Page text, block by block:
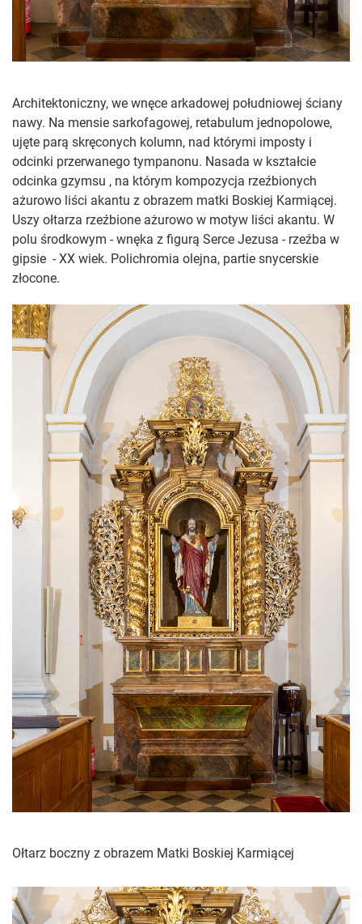
Architektoniczny, we wnęce arkadowej południowej ściany
nawy. Na mensie sarkofagowej, retabulum jednopolowe,
ujęte parą skręconych kolumn, nad którymi imposty i
odcinki przerwanego tympanonu. Nasada w kształcie
odcinka gzymsu , na którym kompozycja rzeźbionych
ażurowo liści akantu z obrazem matki Boskiej Karmiącej.
Uszy ołtarza rzeźbione ażurowo w motyw liści akantu. W
polu środkowym - wnęka z figurą Serce Jezusa - rzeźba w
gipsie - XX wiek. Polichromia olejna, partie snycerskie
złocone.
Ołtarz boczny z obrazem Matki Boskiej Karmiącej